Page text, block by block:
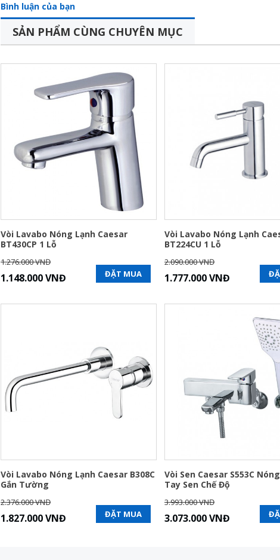
Bình luận của bạn
SẢN PHẨM CÙNG CHUYÊN MỤC
Vòi Lavabo Nóng Lạnh Caesar
BT430CP 1 Lỗ
1.276.000 VNĐ
1.148.000 VNĐ ĐẶT MUA
Vòi Lavabo Nóng Lạnh
BT224CU 1 Lỗ
2.090.000 VNĐ
1.777.000 VNĐ
Vòi Lavabo Nóng Lạnh Caesar B308C
Gắn Tường
2.376.000 VNĐ
1.827.000 VNĐ ĐẶT MUA
Vòi Sen Caesar S553C
Tay Sen Chế Độ
3.993.000 VNĐ
3.073.000 VNĐ